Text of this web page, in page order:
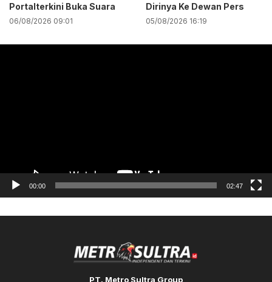
Portalterkini Buka Suara
06/08/2026 09:01
Dirinya Ke Dewan Pers
05/08/2026 16:19
00:00 02:47
PT. Metro Sultra Group